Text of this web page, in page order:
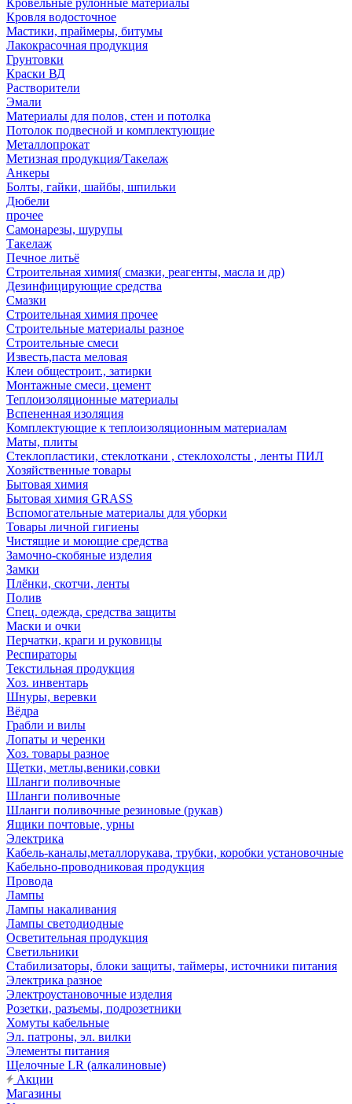
Кровельные рулонные материалы
Кровля водосточное
Мастики, праймеры, битумы
Лакокрасочная продукция
Грунтовки
Краски ВД
Растворители
Эмали
Материалы для полов, стен и потолка
Потолок подвесной и комплектующие
Металлопрокат
Метизная продукция/Такелаж
Анкеры
Болты, гайки, шайбы, шпильки
Дюбели
прочее
Самонарезы, шурупы
Такелаж
Печное литьё
Строительная химия( смазки, реагенты, масла и др)
Дезинфицирующие средства
Смазки
Строительная химия прочее
Строительные материалы разное
Строительные смеси
Известь,паста меловая
Клеи общестроит., затирки
Монтажные смеси, цемент
Теплоизоляционные материалы
Вспененная изоляция
Комплектующие к теплоизоляционным материалам
Маты, плиты
Стеклопластики, стеклоткани , стеклохолсты , ленты ПИЛ
Хозяйственные товары
Бытовая химия
Бытовая химия GRASS
Вспомогательные материалы для уборки
Товары личной гигиены
Чистящие и моющие средства
Замочно-скобяные изделия
Замки
Плёнки, скотчи, ленты
Полив
Спец. одежда, средства защиты
Маски и очки
Перчатки, краги и руковицы
Респираторы
Текстильная продукция
Хоз. инвентарь
Шнуры, веревки
Вёдра
Грабли и вилы
Лопаты и черенки
Хоз. товары разное
Щетки, метлы,веники,совки
Шланги поливочные
Шланги поливочные
Шланги поливочные резиновые (рукав)
Ящики почтовые, урны
Электрика
Кабель-каналы,металлорукава, трубки, коробки установочные
Кабельно-проводниковая продукция
Провода
Лампы
Лампы накаливания
Лампы светодиодные
Осветительная продукция
Светильники
Стабилизаторы, блоки защиты, таймеры, источники питания
Электрика разное
Электроустановочные изделия
Розетки, разъемы, подрозетники
Хомуты кабельные
Эл. патроны, эл. вилки
Элементы питания
Щелочные LR (алкалиновые)
Акции
Магазины